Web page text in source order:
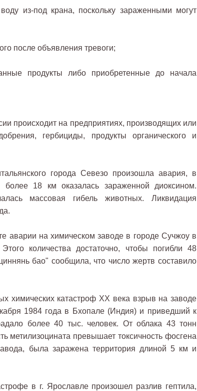
из-под крана, поскольку зараженными могут
после объявления тревоги;
продукты либо приобретенные до начала
происходит на предприятиях, производящих или
гербициды, продукты органического и
города Севезо произошла авария, в
более 18 км оказалась зараженной диоксином.
массовая гибель животных. Ликвидация
аварии на химическом заводе в городе Сучжоу в
количества достаточно, чтобы погибли 48
бао" сообщила, что число жертв составило
химических катастроф ХХ века взрыв на заводе
1984 года в Бхопале (Индия) и приведший к
более 40 тыс. человек. От облака 43 тонн
метилизоцината превышает токсичность фосгена
была заражена территория длиной 5 км и
в г. Ярославле произошел разлив гептила,